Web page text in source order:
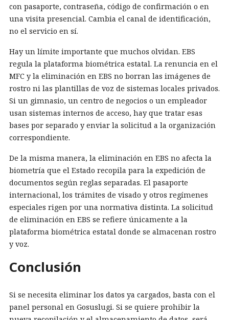
con pasaporte, contraseña, código de confirmación o en
una visita presencial. Cambia el canal de identificación,
no el servicio en sí.
Hay un límite importante que muchos olvidan. EBS
regula la plataforma biométrica estatal. La renuncia en el
MFC y la eliminación en EBS no borran las imágenes de
rostro ni las plantillas de voz de sistemas locales privados.
Si un gimnasio, un centro de negocios o un empleador
usan sistemas internos de acceso, hay que tratar esas
bases por separado y enviar la solicitud a la organización
correspondiente.
De la misma manera, la eliminación en EBS no afecta la
biometría que el Estado recopila para la expedición de
documentos según reglas separadas. El pasaporte
internacional, los trámites de visado y otros regímenes
especiales rigen por una normativa distinta. La solicitud
de eliminación en EBS se refiere únicamente a la
plataforma biométrica estatal donde se almacenan rostro
y voz.
Conclusión
Si se necesita eliminar los datos ya cargados, basta con el
panel personal en Gosuslugi. Si se quiere prohibir la